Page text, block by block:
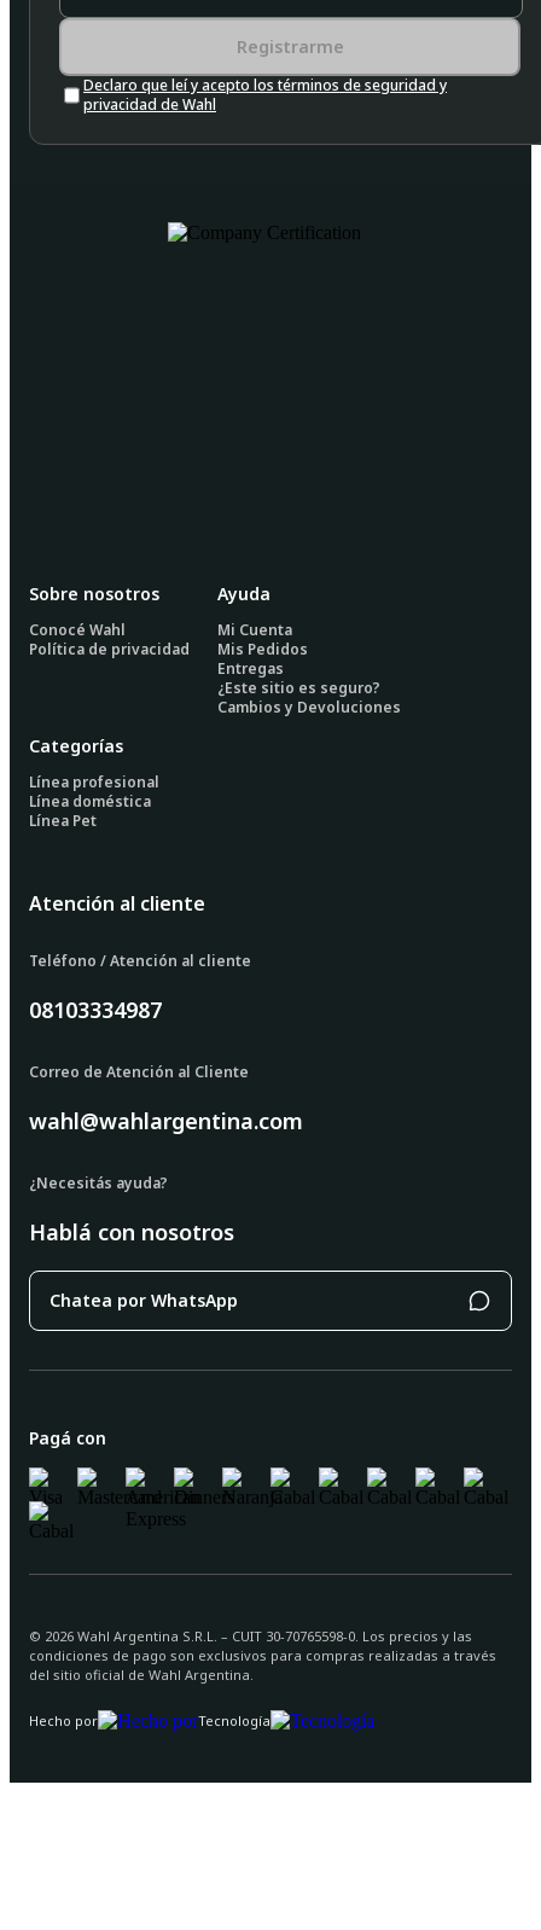
Registrarme
Declaro que leí y acepto los términos de seguridad y
privacidad de Wahl
Sobre nosotros
Conocé Wahl
Política de privacidad
Ayuda
Mi Cuenta
Mis Pedidos
Entregas
¿Este sitio es seguro?
Cambios y Devoluciones
Categorías
Línea profesional
Línea doméstica
Línea Pet
Atención al cliente
Teléfono / Atención al cliente
08103334987
Correo de Atención al Cliente
wahl@wahlargentina.com
¿Necesitás ayuda?
Hablá con nosotros
Chatea por WhatsApp
Pagá con
© 2026 Wahl Argentina S.R.L. – CUIT 30-70765598-0. Los precios y las
condiciones de pago son exclusivos para compras realizadas a través
del sitio oficial de Wahl Argentina.
Hecho por Tecnología